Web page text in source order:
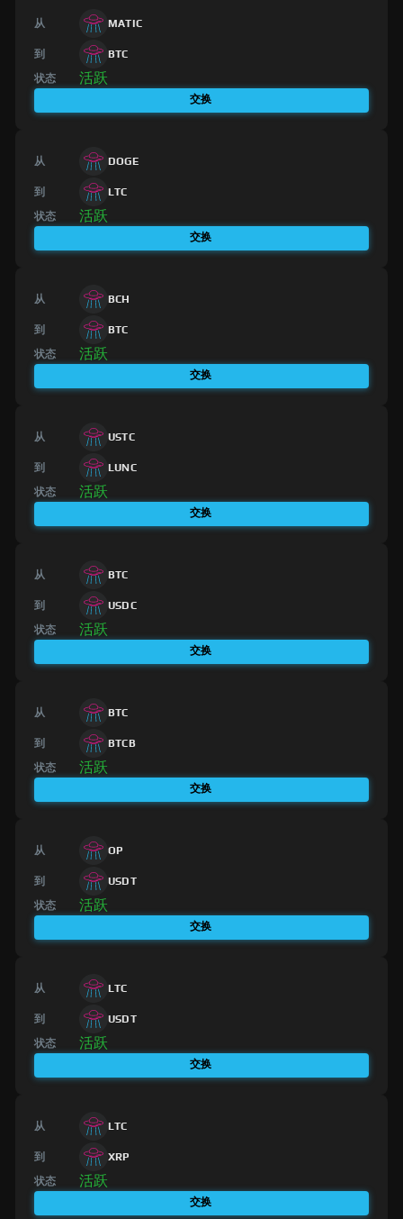
从 MATIC
到 BTC
状态 活跃
交换
从 DOGE
到 LTC
状态 活跃
交换
从 BCH
到 BTC
状态 活跃
交换
从 USTC
到 LUNC
状态 活跃
交换
从 BTC
到 USDC
状态 活跃
交换
从 BTC
到 BTCB
状态 活跃
交换
从 OP
到 USDT
状态 活跃
交换
从 LTC
到 USDT
状态 活跃
交换
从 LTC
到 XRP
状态 活跃
交换